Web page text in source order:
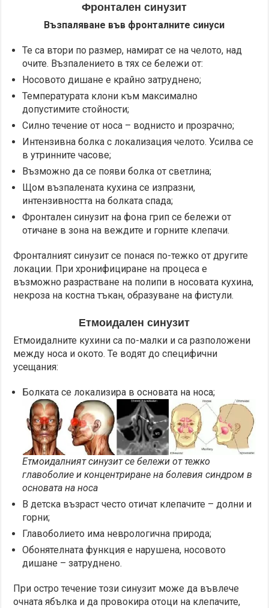
Фронтален синузит
Възпаляване във фронталните синуси
Те са втори по размер, намират се на челото, над
очите. Възпалението в тях се бележи от:
Носовото дишане е крайно затруднено;
Температурата клони към максимално
допустимите стойности;
Силно течение от носа – воднисто и прозрачно;
Интензивна болка с локализация челото. Усилва се
в утринните часове;
Възможно да се появи болка от светлина;
Щом възпалената кухина се изпразни,
интензивността на болката спада;
Фронтален синузит на фона грип се бележи от
отичане в зона на веждите и горните клепачи.
Фронталният синузит се понася по-тежко от другите
локации. При хронифициране на процеса е
възможно разрастване на полипи в носовата кухина,
некроза на костна тъкан, образуване на фистули.
Етмоидален синузит
Етмоидалните кухини са по-малки и са разположени
между носа и окото. Те водят до специфични
усещания:
Болката се локализира в основата на носа;
Етмоидалният синузит се бележи от тежко
главоболие и концентриране на болевия синдром в
основата на носа
В детска възраст често отичат клепачите – долни и
горни;
Главоболието има неврологична природа;
Обонятелната функция е нарушена, носовото
дишане – затруднено.
При остро течение този синузит може да въвлече
очната ябълка и да провокира отоци на клепачите,